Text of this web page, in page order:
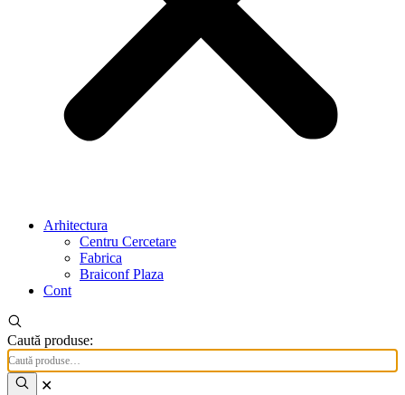
Arhitectura
Centru Cercetare
Fabrica
Braiconf Plaza
Cont
Caută produse:
✕